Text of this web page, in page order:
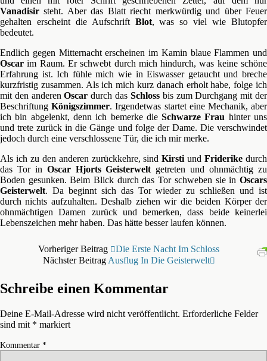
Vanadisirsteht. Aber das Blatt riecht merkwürdig und über Feuer
gehalten erscheint die Aufschrift Blot, was so viel wie Blutopfer
bedeutet.
Endlich gegen Mitternacht erscheinen im Kamin blaue Flammen und
Oscar im Raum. Er schwebt durch mich hindurch, was keine schöne
Erfahrung ist. Ich fühle mich wie in Eiswasser getaucht und breche
kurzfristig zusammen. Als ich mich kurz danach erholt habe, folge ich
mit den anderenOscar durch das Schlossbis zum Durchgang mit der
BeschriftungKönigszimmer. Irgendetwas startet eine Mechanik, aber
ich bin abgelenkt, denn ich bemerke dieSchwarze Frau hinter uns
und trete zurück in die Gänge und folge der Dame. Die verschwindet
jedoch durch eine verschlossene Tür, die ich mir merke.
Als ich zu den anderen zurückkehre, sindKirsti undFriderike durch
das Tor in Oscar Hjorts Geisterwelt getreten und ohnmächtig zu
Boden gesunken. Beim Blick durch das Tor schweben sie in Oscars
Geisterwelt. Da beginnt sich das Tor wieder zu schließen und ist
durch nichts aufzuhalten. Deshalb ziehen wir die beiden Körper der
ohnmächtigen Damen zurück und bemerken, dass beide keinerlei
Lebenszeichen mehr haben. Das hätte besser laufen können.
Vorheriger Beitrag
Die Erste Nacht Im Schloss
Nächster Beitrag Ausflug In Die Geisterwelt
Schreibe einen Kommentar
Deine E-Mail-Adresse wird nicht veröffentlicht. Erforderliche Felder
sind mit * markiert
Kommentar *